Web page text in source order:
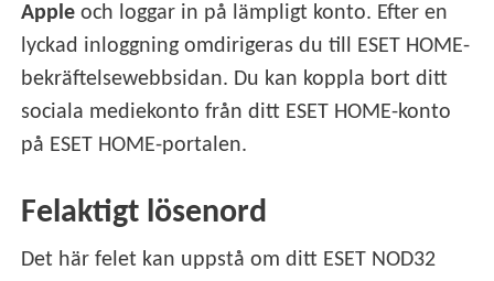
Apple och loggar in på lämpligt konto. Efter en
lyckad inloggning omdirigeras du till ESET HOME-
bekräftelsewebbsidan. Du kan koppla bort ditt
sociala mediekonto från ditt ESET HOME-konto
på ESET HOME-portalen.
Felaktigt lösenord
Det här felet kan uppstå om ditt ESET NOD32